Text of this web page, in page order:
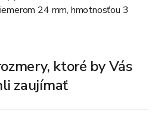
24 mm, hmotnosťou 3
ktoré by Vás
zaujímať